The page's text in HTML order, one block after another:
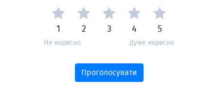
1 2 3 4 5
Не корисно Дуже корисно
Проголосувати